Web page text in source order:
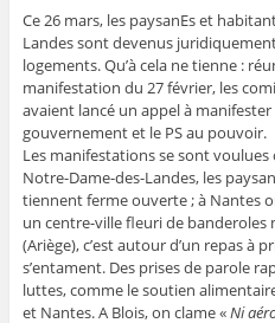
Ce 26 mars, les paysanEs et
Landes sont devenus
logements. Qu’à cela ne tienne :
manifestation du 27 février, les
avaient lancé un appel à
gouvernement et le PS au pouvoir.
Les manifestations se sont
Notre-Dame-des-Landes, les
tiennent ferme ouverte ; à Nantes
un centre-ville fleuri de banderoles
(Ariège), c’est autour d’un repas à
s’entament. Des prises de parole
luttes, comme le soutien
et Nantes. A Blois, on clame «Ni